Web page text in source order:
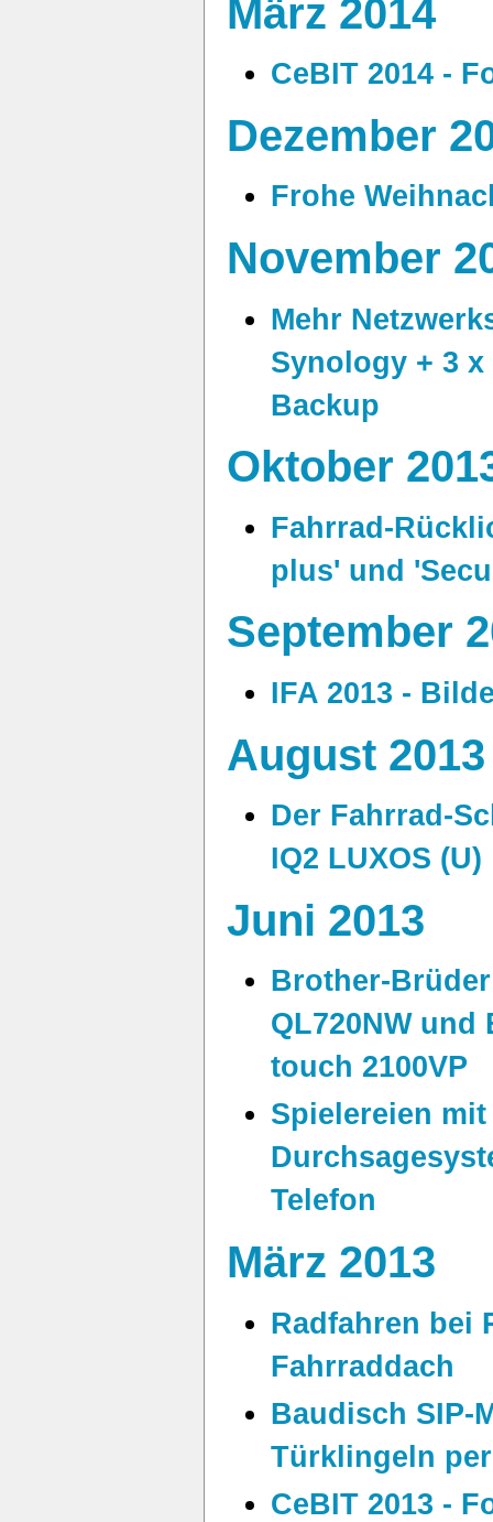
März 2014
CeBIT 2014 -
Dezember
Frohe
November
Mehr
Synology + 3 x
Backup
Oktober
Fahrrad-
plus' und
September
IFA 2013 -
August 2013
Der Fahrrad-
IQ2 LUXOS (U)
Juni 2013
Brother-
QL720NW
touch 2100VP
Spielereien mit
Telefon
März 2013
Radfahren bei
Fahrraddach
Baudisch SIP-
Türklingeln
CeBIT 2013 -